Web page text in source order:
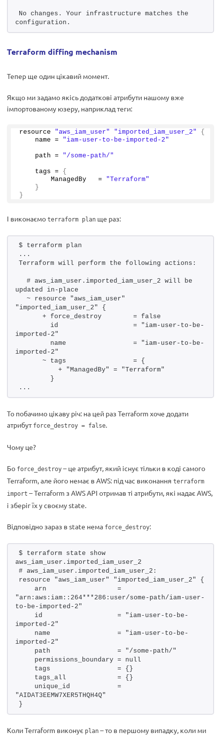
No changes. Your infrastructure matches the
configuration.
Terraform diffing mechanism
Тепер ще один цікавий момент.
Якщо ми задамо якісь додаткові атрибути нашому вже
імпортованому юзеру, наприклад теги:
resource "aws_iam_user" "imported_iam_user_2"
{
    name =
"iam-user-to-be-imported-2"
    path =
"/some-path/"
    tags =
{
        ManagedBy   =
"Terraform"
}
}
І виконаємо terraform plan ще раз:
$ terraform plan
...
Terraform will perform the following actions:
  # aws_iam_user.imported_iam_user_2 will be
updated in-place
  ~ resource "aws_iam_user"
"imported_iam_user_2" {
      + force_destroy        = false
        id                   = "iam-user-to-be-
imported-2"
        name                 = "iam-user-to-be-
imported-2"
      ~ tags                 = {
          + "ManagedBy" = "Terraform"
        }
...
То побачимо цікаву річ: на цей раз Terraform хоче додати
атрибут force_destroy = false.
Чому це?
Бо force_destroy – це атрибут, який існує тільки в коді самого
Terraform, але його немає в AWS: під час виконання terraform
import – Terraform з AWS API отримав ті атрибути, які надає AWS,
і зберіг їх у своєму state.
Відповідно зараз в state нема force_destroy:
$ terraform state show
aws_iam_user.imported_iam_user_2
# aws_iam_user.imported_iam_user_2:
resource "aws_iam_user" "imported_iam_user_2" {
    arn                  =
"arn:aws:iam::264***286:user/some-path/iam-user-
to-be-imported-2"
    id                   = "iam-user-to-be-
imported-2"
    name                 = "iam-user-to-be-
imported-2"
    path                 = "/some-path/"
    permissions_boundary = null
    tags                 = {}
    tags_all             = {}
    unique_id            =
"AIDAT3EEMW7XER5THQH4Q"
}
Коли Terraform виконує plan – то в першому випадку, коли ми